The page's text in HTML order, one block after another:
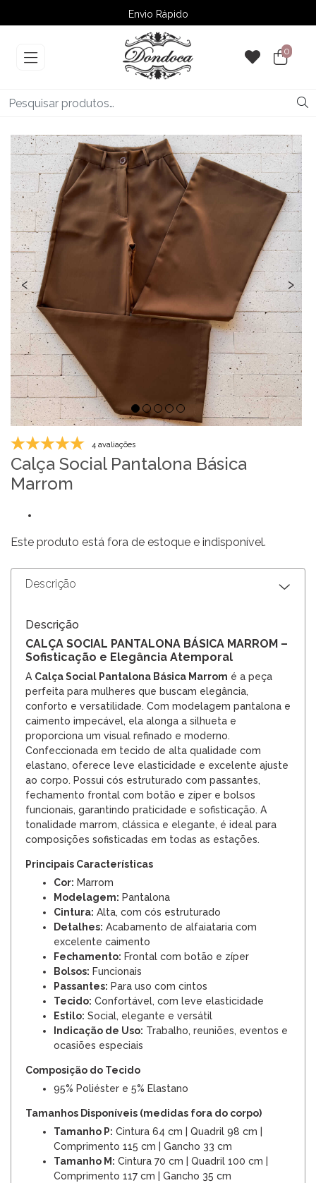
Envio Rápido
➚ Ofertas– Até 60% OFF
0
‹ ›
4 avaliações
Calça Social Pantalona Básica
Marrom
Este produto está fora de estoque e indisponível.
Descrição
Descrição
CALÇA SOCIAL PANTALONA BÁSICA MARROM –
Sofisticação e Elegância Atemporal
A Calça Social Pantalona Básica Marrom é a peça
perfeita para mulheres que buscam elegância,
conforto e versatilidade. Com modelagem pantalona e
caimento impecável, ela alonga a silhueta e
proporciona um visual refinado e moderno.
Confeccionada em tecido de alta qualidade com
elastano, oferece leve elasticidade e excelente ajuste
ao corpo. Possui cós estruturado com passantes,
fechamento frontal com botão e zíper e bolsos
funcionais, garantindo praticidade e sofisticação. A
tonalidade marrom, clássica e elegante, é ideal para
composições sofisticadas em todas as estações.
Principais Características
Cor: Marrom
Modelagem: Pantalona
Cintura: Alta, com cós estruturado
Detalhes: Acabamento de alfaiataria com
excelente caimento
Fechamento: Frontal com botão e zíper
Bolsos: Funcionais
Passantes: Para uso com cintos
Tecido: Confortável, com leve elasticidade
Estilo: Social, elegante e versátil
Indicação de Uso: Trabalho, reuniões, eventos e
ocasiões especiais
Composição do Tecido
95% Poliéster e 5% Elastano
Tamanhos Disponíveis (medidas fora do corpo)
Tamanho P: Cintura 64 cm | Quadril 98 cm |
Comprimento 115 cm | Gancho 33 cm
Tamanho M: Cintura 70 cm | Quadril 100 cm |
Comprimento 117 cm | Gancho 35 cm